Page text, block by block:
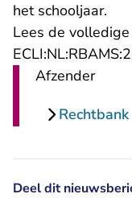
het schooljaar.
Lees de
Afzender
Deel dit